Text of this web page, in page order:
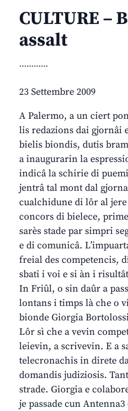
CULTURE –
assalt
............
23 Settembre 2009
A Palermo, a un ciert
lis redazions dai gjornâi
bielis biondis, dutis
a inaugurarin la
indicâ la schirie di
jentrâ tal mont dal
cualchidune di lôr al
concors di bielece,
sarès stade par simpri
e di comunicâ.
freial des competencis,
sbati i voi e si àn i
In Friûl, o sin daûr a
lontans i timps là che o
bionde Giorgia
Lôr sì che a vevin
leievin, a scrivevin. E a
telecronachis in direte
domandis judiziosis.
strade. Giorgia e
je passade cun